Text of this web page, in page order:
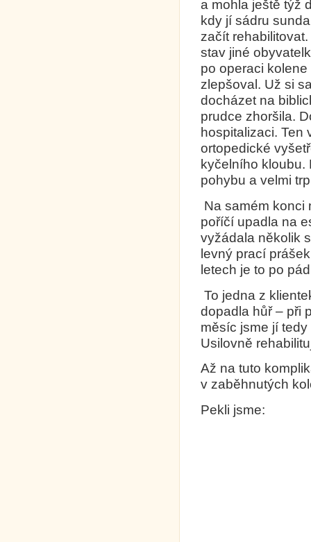
a mohla ještě týž
kdy jí sádru
začít rehabilitovat.
stav jiné
po operaci kolene
zlepšoval. Už si
docházet na
prudce zhoršila.
hospitalizaci. Ten
ortopedické
kyčelního kloubu.
pohybu a velmi
Na samém konci
poříčí upadla na
vyžádala několik
levný prací
letech je to po
To jedna z
dopadla hůř – při
měsíc jsme jí
Usilovně
Až na tuto
v zaběhnutých
Pekli jsme: